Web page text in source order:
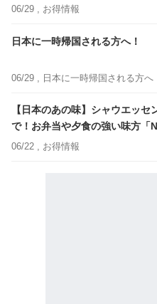
06/29 , お得情報
日本に一時帰国される方へ！
06/29 , 日本に一時帰国される方へ
【日本のあの味】シャウエッセ
で！お弁当や夕食の強い味方「
06/22 , お得情報